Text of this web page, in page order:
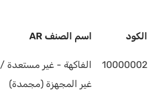
الكود اسم الصنف AR
10000002
الفاكهة - غير مستعدة /
غير المجهزة (مجمدة)